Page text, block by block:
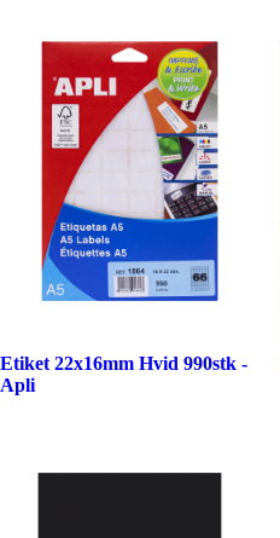
Etiket 22x16mm Hvid 990stk -
Apli